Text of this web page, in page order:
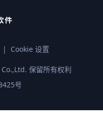
| Cookie 设置
保留所有权利
号